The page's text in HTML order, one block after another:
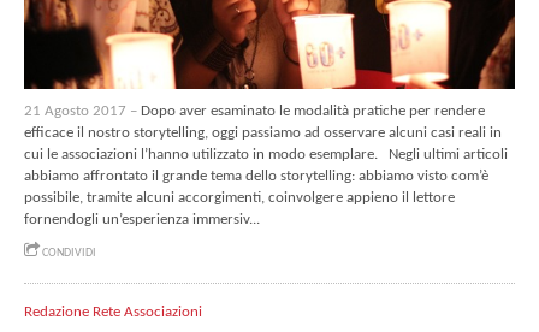
21 Agosto 2017 – Dopo aver esaminato le modalità pratiche per rendere
efficace il nostro storytelling, oggi passiamo ad osservare alcuni casi reali in
cui le associazioni l’hanno utilizzato in modo esemplare. Negli ultimi articoli
abbiamo affrontato il grande tema dello storytelling: abbiamo visto com’è
possibile, tramite alcuni accorgimenti, coinvolgere appieno il lettore
fornendogli un’esperienza immersiv...
CONDIVIDI
Redazione Rete Associazioni